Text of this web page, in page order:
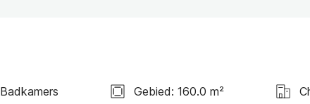
Gebied: 160.0 m²